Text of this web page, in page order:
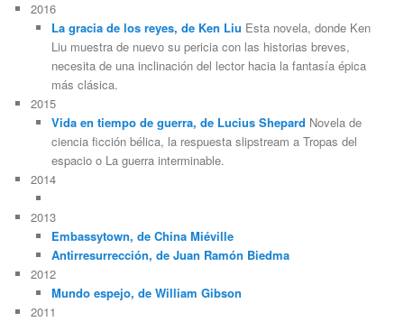
2016
La gracia de los reyes, de Ken Liu Esta novela, donde Ken
Liu muestra de nuevo su pericia con las historias breves,
necesita de una inclinación del lector hacia la fantasía épica
más clásica.
2015
Vida en tiempo de guerra, de Lucius Shepard Novela de
ciencia ficción bélica, la respuesta slipstream a Tropas del
espacio o La guerra interminable.
2014
2013
Embassytown, de China Miéville
Antirresurrección, de Juan Ramón Biedma
2012
Mundo espejo, de William Gibson
2011